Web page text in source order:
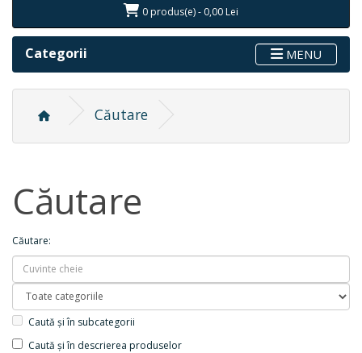
0 produs(e) - 0,00 Lei
Categorii MENU
Căutare
Căutare
Căutare:
Caută și în subcategorii
Caută și în descrierea produselor